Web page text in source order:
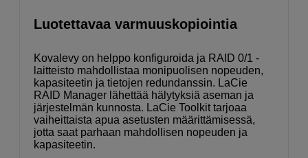
Luotettavaa varmuuskopiointia
Kovalevy on helppo konfiguroida ja RAID 0/1 -
laitteisto mahdollistaa monipuolisen nopeuden,
kapasiteetin ja tietojen redundanssin. LaCie
RAID Manager lähettää hälytyksiä aseman ja
järjestelmän kunnosta. LaCie Toolkit tarjoaa
vaiheittaista apua asetusten määrittämisessä,
jotta saat parhaan mahdollisen nopeuden ja
kapasiteetin.